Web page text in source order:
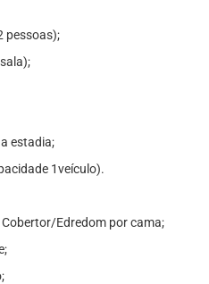
pessoas);
estadia;
1veículo).
Edredom por cama;